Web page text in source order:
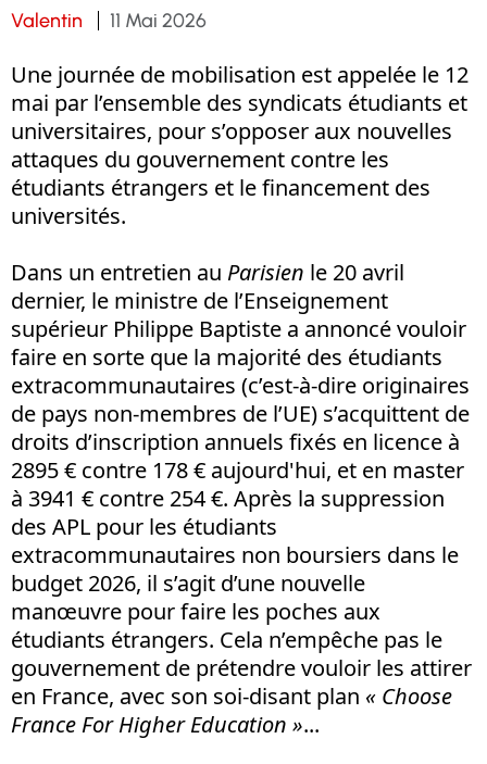
Valentin 11 Mai 2026
Une journée de mobilisation est appelée le 12
mai par l’ensemble des syndicats étudiants et
universitaires, pour s’opposer aux nouvelles
attaques du gouvernement contre les
étudiants étrangers et le financement des
universités.
Dans un entretien au Parisien le 20 avril
dernier, le ministre de l’Enseignement
supérieur Philippe Baptiste a annoncé vouloir
faire en sorte que la majorité des étudiants
extracommunautaires (c’est-à-dire originaires
de pays non-membres de l’UE) s’acquittent de
droits d’inscription annuels fixés en licence à
2895 € contre 178 € aujourd'hui, et en master
à 3941 € contre 254 €. Après la suppression
des APL pour les étudiants
extracommunautaires non boursiers dans le
budget 2026, il s’agit d’une nouvelle
manœuvre pour faire les poches aux
étudiants étrangers. Cela n’empêche pas le
gouvernement de prétendre vouloir les attirer
en France, avec son soi-disant plan « Choose
France For Higher Education »...